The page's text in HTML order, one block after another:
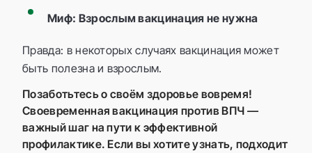
Миф: Взрослым вакцинация не нужна
Правда: в некоторых случаях вакцинация может
быть полезна и взрослым.
Позаботьтесь о своём здоровье вовремя!
Своевременная вакцинация против ВПЧ —
важный шаг на пути к эффективной
профилактике. Если вы хотите узнать, подходит